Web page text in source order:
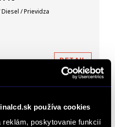
používa cookies
reklám, poskytovanie funkcií
Diesel / Prievidza
DETAIL